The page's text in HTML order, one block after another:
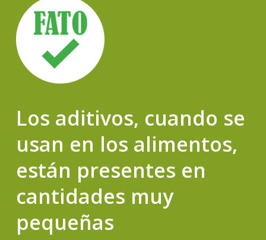
Los aditivos, cuando se
usan en los alimentos,
están presentes en
cantidades muy
pequeñas